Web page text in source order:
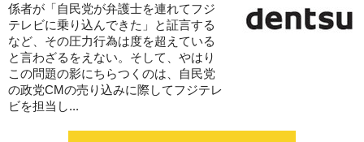
係者が「自民党が弁護士を連れてフジ
テレビに乗り込んできた」と証言する
など、その圧力行為は度を超えている
と言わざるをえない。そして、やはり
この問題の影にちらつくのは、自民党
の政党CMの売り込みに際してフジテレ
ビを担当し...